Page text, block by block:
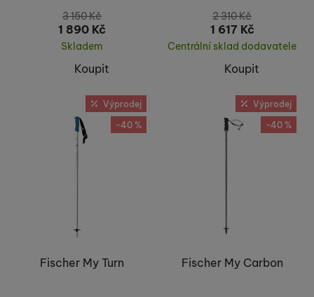
3 150Kč
1 890 Kč
Skladem
Koupit
2 310Kč
1 617 Kč
Centrální sklad dodavatele
Koupit
Výprodej
-40 %
Fischer My Turn
Výprodej
-40 %
Fischer My Carbon